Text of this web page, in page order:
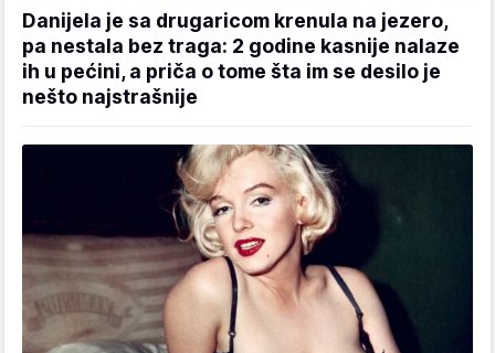
Danijela je sa drugaricom krenula na jezero,
pa nestala bez traga: 2 godine kasnije nalaze
ih u pećini, a priča o tome šta im se desilo je
nešto najstrašnije